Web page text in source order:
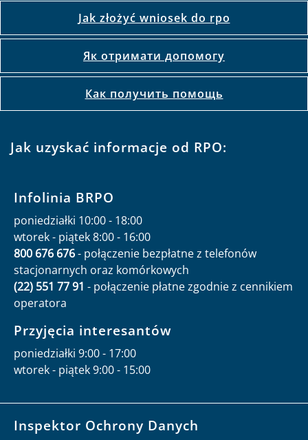
Jak złożyć wniosek do rpo
Як отримати допомогу
Как получить помощь
Jak uzyskać informacje od RPO:
Infolinia BRPO
poniedziałki 10:00 - 18:00
wtorek - piątek 8:00 - 16:00
800 676 676- połączenie bezpłatne z telefonów
stacjonarnych oraz komórkowych
(22) 551 77 91 - połączenie płatne zgodnie z cennikiem
operatora
Przyjęcia interesantów
poniedziałki 9:00 - 17:00
wtorek - piątek 9:00 - 15:00
Inspektor Ochrony Danych